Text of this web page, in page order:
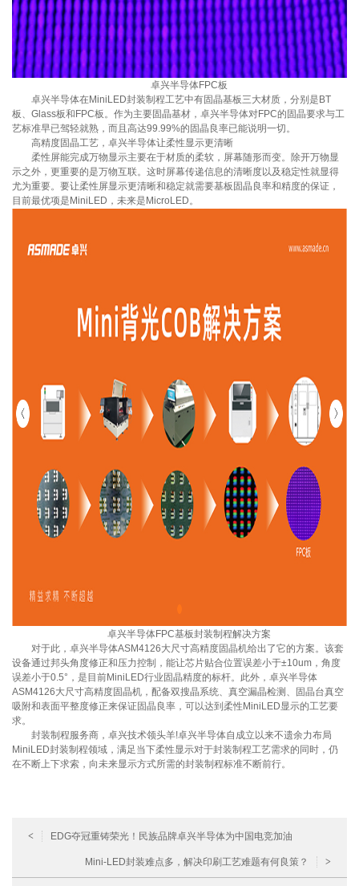
卓兴半导体FPC板
卓兴半导体在MiniLED封装制程工艺中有固晶基板三大材质，分别是BT
板、Glass板和FPC板。作为主要固晶基材，卓兴半导体对FPC的固晶要求与工
艺标准早已驾轻就熟，而且高达99.99%的固晶良率已能说明一切。
高精度固晶工艺，卓兴半导体让柔性显示更清晰
柔性屏能完成万物显示主要在于材质的柔软，屏幕随形而变。除开万物显
示之外，更重要的是万物互联。这时屏幕传递信息的清晰度以及稳定性就显得
尤为重要。要让柔性屏显示更清晰和稳定就需要基板固晶良率和精度的保证，
目前最优项是MiniLED，未来是MicroLED。
卓兴半导体FPC基板封装制程解决方案
对于此，卓兴半导体ASM4126大尺寸高精度固晶机给出了它的方案。该套
设备通过邦头角度修正和压力控制，能让芯片贴合位置误差小于±10um，角度
误差小于0.5°，是目前MiniLED行业固晶精度的标杆。此外，卓兴半导体
ASM4126大尺寸高精度固晶机，配备双搜晶系统、真空漏晶检测、固晶台真空
吸附和表面平整度修正来保证固晶良率，可以达到柔性MiniLED显示的工艺要
求。
封装制程服务商，卓兴技术领头羊!卓兴半导体自成立以来不遗余力布局
MiniLED封装制程领域，满足当下柔性显示对于封装制程工艺需求的同时，仍
在不断上下求索，向未来显示方式所需的封装制程标准不断前行。
< EDG夺冠重铸荣光！民族品牌卓兴半导体为中国电竞加油
Mini-LED封装难点多，解决印刷工艺难题有何良策？ >